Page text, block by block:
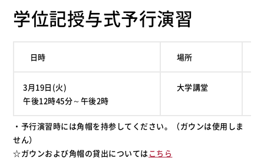
学位記授与式予行演習
日時 場所
3月19日(火)
午後12時45分～午後2時
大学講堂
・予行演習時には角帽を持参してください。（ガウンは使用しま
せん）
☆ガウンおよび角帽の貸出についてはこちら